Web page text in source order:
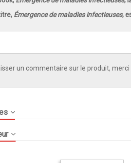
Émergence de maladies infectieuses,
un commentaire sur le produit,